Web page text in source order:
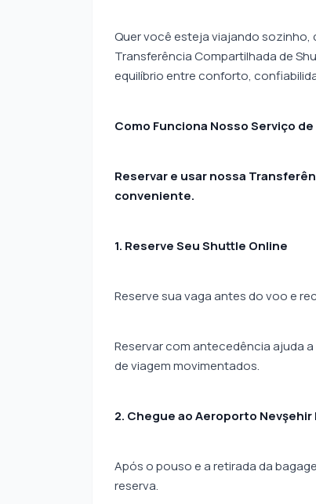
Quer você esteja viajando sozinho,
Transferência Compartilhada de
equilíbrio entre conforto,
Como Funciona Nosso Serviço
Reservar e usar nossa
conveniente.
1. Reserve Seu Shuttle Online
Reserve sua vaga antes do voo e
Reservar com antecedência ajuda
de viagem movimentados.
2. Chegue ao Aeroporto Nevşehir
Após o pouso e a retirada da
reserva.